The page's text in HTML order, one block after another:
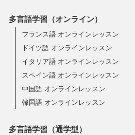
多言語学習（オンライン）
フランス語 オンラインレッスン
ドイツ語 オンラインレッスン
イタリア語 オンラインレッスン
スペイン語 オンラインレッスン
中国語 オンラインレッスン
韓国語 オンラインレッスン
多言語学習（通学型）